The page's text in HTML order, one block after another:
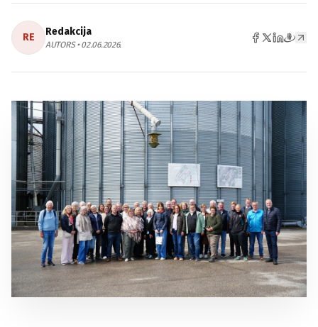
RE Redakcija
AUTORS • 02.06.2026.